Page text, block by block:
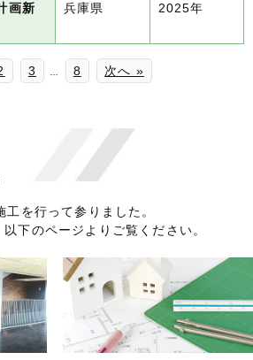
画新
兵庫県 2025年
3 8 次へ »
を行って参りました。
下のページよりご覧ください。